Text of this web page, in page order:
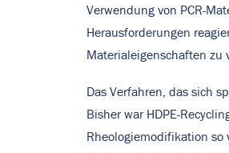
Verwendung von PCR-
Herausforderungen
Materialeigenschaften zu
Das Verfahren, das sich
Bisher war HDPE-
Rheologiemodifikation